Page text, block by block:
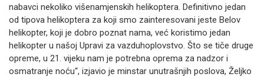
nabavci nekoliko višenamjenskih helikoptera. Definitivno jedan
od tipova helikoptera za koji smo zainteresovani jeste Belov
helikopter, koji je dobro poznat nama, već koristimo jedan
helikopter u našoj Upravi za vazduhoplovstvo. Što se tiče druge
opreme, u 21. vijeku nam je potrebna oprema za nadzor i
osmatranje noću“, izjavio je minstar unutrašnjih poslova, Željko